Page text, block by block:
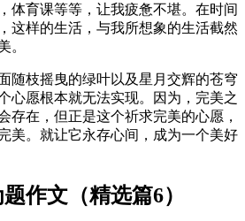
体育课等等，让我疲惫不堪。在时间
这样的生活，与我所想象的生活截然
。
随枝摇曳的绿叶以及星月交辉的苍穹
心愿根本就无法实现。因为，完美之
存在，但正是这个祈求完美的心愿，
美。就让它永存心间，成为一个美好
作文（精选篇6）